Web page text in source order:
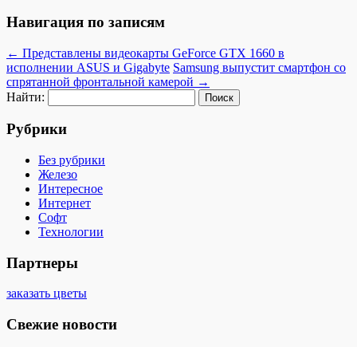
Навигация по записям
← Представлены видеокарты GeForce GTX 1660 в
исполнении ASUS и Gigabyte Samsung выпустит смартфон со
спрятанной фронтальной камерой →
Найти:
Рубрики
Без рубрики
Железо
Интересное
Интернет
Софт
Технологии
Партнеры
заказать цветы
Свежие новости